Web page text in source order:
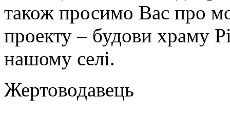
також просимо Вас про
проекту – будови храму
нашому селі.
Жертоводавець